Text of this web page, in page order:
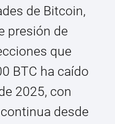
de Bitcoin,
presión de
que
BTC ha caído
2025, con
desde